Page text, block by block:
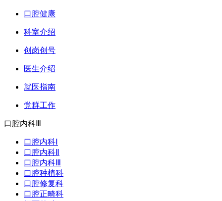
口腔健康
科室介绍
创岗创号
医生介绍
就医指南
党群工作
口腔内科Ⅲ
口腔内科Ⅰ
口腔内科Ⅱ
口腔内科Ⅲ
口腔种植科
口腔修复科
口腔正畸科